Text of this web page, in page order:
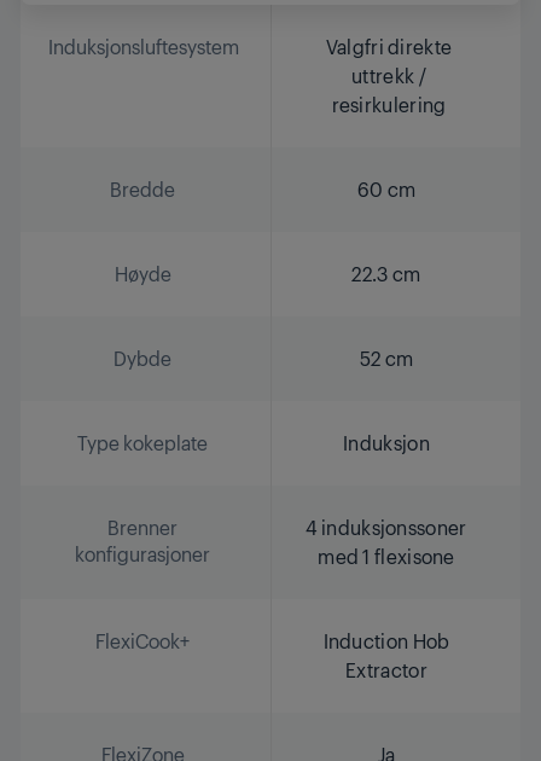
Induksjonsluftesystem
Valgfri direkte
uttrekk /
resirkulering
Bredde 60 cm
Høyde 22.3 cm
Dybde 52 cm
Type kokeplate Induksjon
Brenner
konfigurasjoner
4 induksjonssoner
med 1 flexisone
FlexiCook+
Induction Hob
Extractor
FlexiZone Ja